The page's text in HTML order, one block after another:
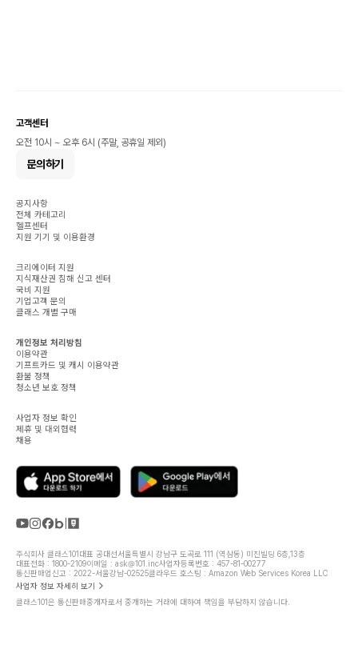
고객센터
오전 10시 ~ 오후 6시 (주말, 공휴일 제외)
문의하기
공지사항
전체 카테고리
헬프센터
지원 기기 및 이용환경
크리에이터 지원
지식재산권 침해 신고 센터
국비 지원
기업고객 문의
클래스 개별 구매
개인정보 처리방침
이용약관
기프트카드 및 캐시 이용약관
환불 정책
청소년 보호 정책
사업자 정보 확인
제휴 및 대외협력
채용
주식회사 클래스101 대표 공대선서울특별시 강남구 도곡로 111 (역삼동) 미진빌딩 6층,13층
대표전화 : 1800-2109이메일 : ask@101.inc사업자등록번호 : 457-81-00277
통신판매업신고 : 2022-서울강남-02525클라우드 호스팅 : Amazon Web Services Korea LLC
사업자 정보 자세히 보기
클래스101은 통신판매중개자로서 중개하는 거래에 대하여 책임을 부담하지 않습니다.